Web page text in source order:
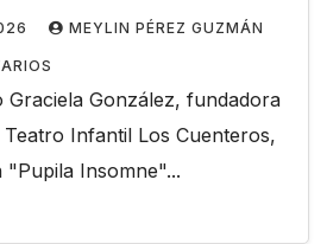
MEYLIN PÉREZ GUZMÁN
Graciela González, fundadora
Infantil Los Cuenteros,
"Pupila Insomne"...